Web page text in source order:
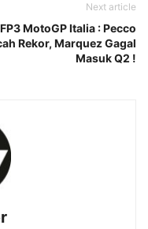
Next article
FP3 MotoGP Italia : Pecco
Rekor, Marquez Gagal
Masuk Q2 !